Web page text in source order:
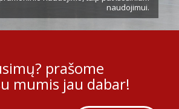
naudojimui.
prašome
mumis jau dabar!